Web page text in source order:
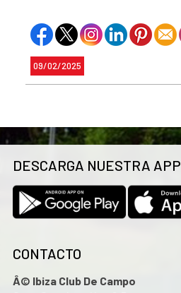
09/02/2025
DESCARGA NUESTRA APP
CONTACTO
Â© Ibiza Club De Campo